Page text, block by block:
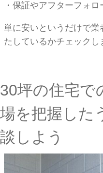
・保証やアフターフォ
単に安いというだけで
たしているかチェックし
30坪の住宅で
場を把握した
談しよう